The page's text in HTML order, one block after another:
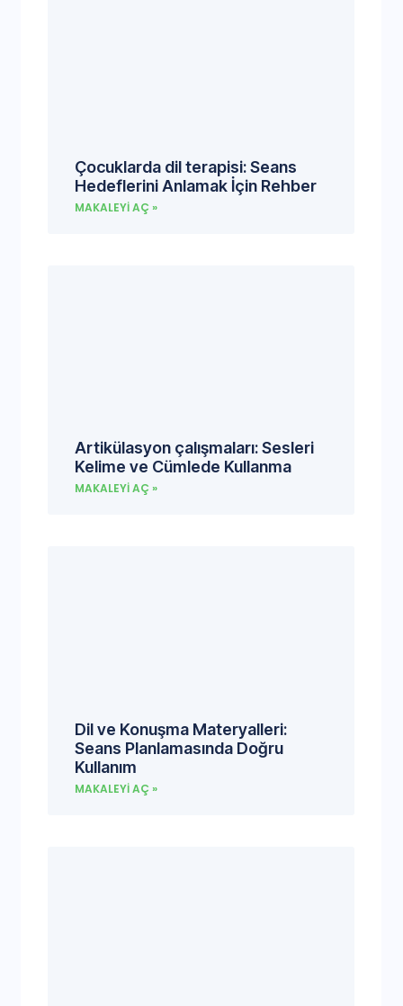
Çocuklarda dil terapisi: Seans
Hedeflerini Anlamak İçin Rehber
MAKALEYI AÇ »
Artikülasyon çalışmaları: Sesleri
Kelime ve Cümlede Kullanma
MAKALEYI AÇ »
Dil ve Konuşma Materyalleri:
Seans Planlamasında Doğru
Kullanım
MAKALEYI AÇ »